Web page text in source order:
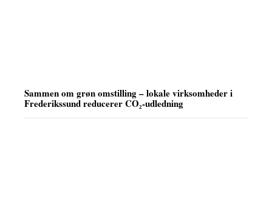
Sammen om grøn omstilling – lokale virksomheder i
Frederikssund reducerer CO₂-udledning